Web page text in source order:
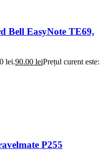
Bell EasyNote TE69,
lei.90.00 leiPrețul curent este:
P255